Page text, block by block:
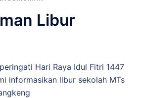
Libur
Hari Raya Idul Fitri 1447
informasikan libur sekolah MTs